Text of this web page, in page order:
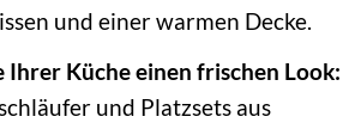
und einer warmen Decke.
Ihrer Küche einen frischen Look:
und Platzsets aus